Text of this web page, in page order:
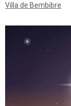
Villa de Bembibre